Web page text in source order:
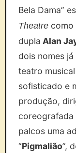
Bela Dama”
Theatre como
dupla Alan
dois nomes
teatro
sofisticado e
produção,
coreografada
palcos uma
“Pigmalião”,